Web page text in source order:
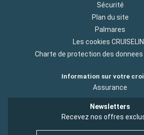
Sécurité
Plan du site
Palmares
Les cookies
Charte de protection des
Information sur votre
Assurance
Newsletters
Recevez nos offres